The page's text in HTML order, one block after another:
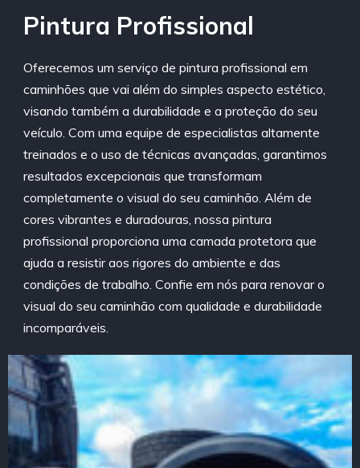
Pintura Profissional
Oferecemos um serviço de pintura profissional em
caminhões que vai além do simples aspecto estético,
visando também a durabilidade e a proteção do seu
veículo. Com uma equipe de especialistas altamente
treinados e o uso de técnicas avançadas, garantimos
resultados excepcionais que transformam
completamente o visual do seu caminhão. Além de
cores vibrantes e duradouras, nossa pintura
profissional proporciona uma camada protetora que
ajuda a resistir aos rigores do ambiente e das
condições de trabalho. Confie em nós para renovar o
visual do seu caminhão com qualidade e durabilidade
incomparáveis.